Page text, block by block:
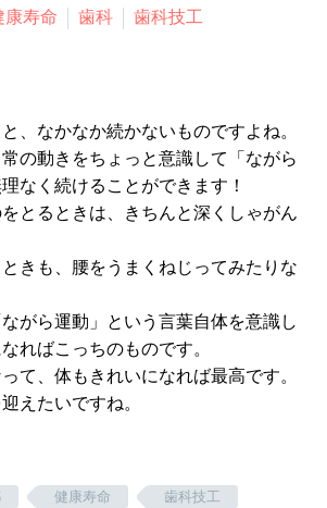
康寿命 歯科
歯科技工
、なかなか続かないものですよね。
の動きをちょっと意識して「ながら
なく続けることができます！
とるときは、きちんと深くしゃがん
きも、腰をうまくねじってみたりな
ながら運動」という言葉自体を意識し
ればこっちのものです。
て、体もきれいになれば最高です。
えたいですね。
健康寿命
歯科技工